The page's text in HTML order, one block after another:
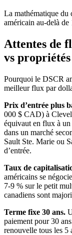
La mathématique du
américain au-delà de
Attentes de
vs
Pourquoi le DSCR
meilleur flux par
Prix d’entrée plus
000 $ CAD) à
équivaut en flux à
dans un marché
Sault Ste. Marie ou
d’entrée.
Taux de
américains se
7-9 % sur le petit
canadiens sont
Terme fixe 30 ans.
paiement pour 30
renouvelle tous les 5